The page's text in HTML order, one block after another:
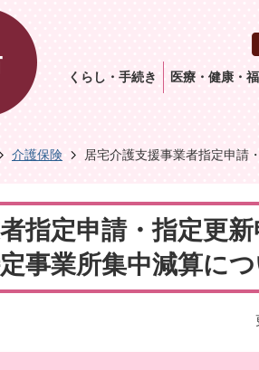
くらし・手続き 医療・健康・
介護保険 居宅介護支援事業者指定申請
指定申請・指定更
事業所集中減算に